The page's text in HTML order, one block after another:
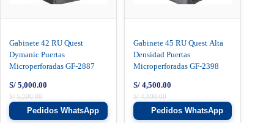
Gabinete 42 RU Quest
Dymanic Puertas
Microperforadas GF-2887
S/5,200.00
S/ 5,000.00
Pedidos WhatsApp
Gabinete 45 RU Quest Alta
Densidad Puertas
Microperforadas GF-2398
S/4,800.00
S/ 4,500.00
Pedidos WhatsApp